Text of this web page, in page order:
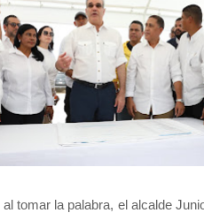
tomar la palabra, el alcalde